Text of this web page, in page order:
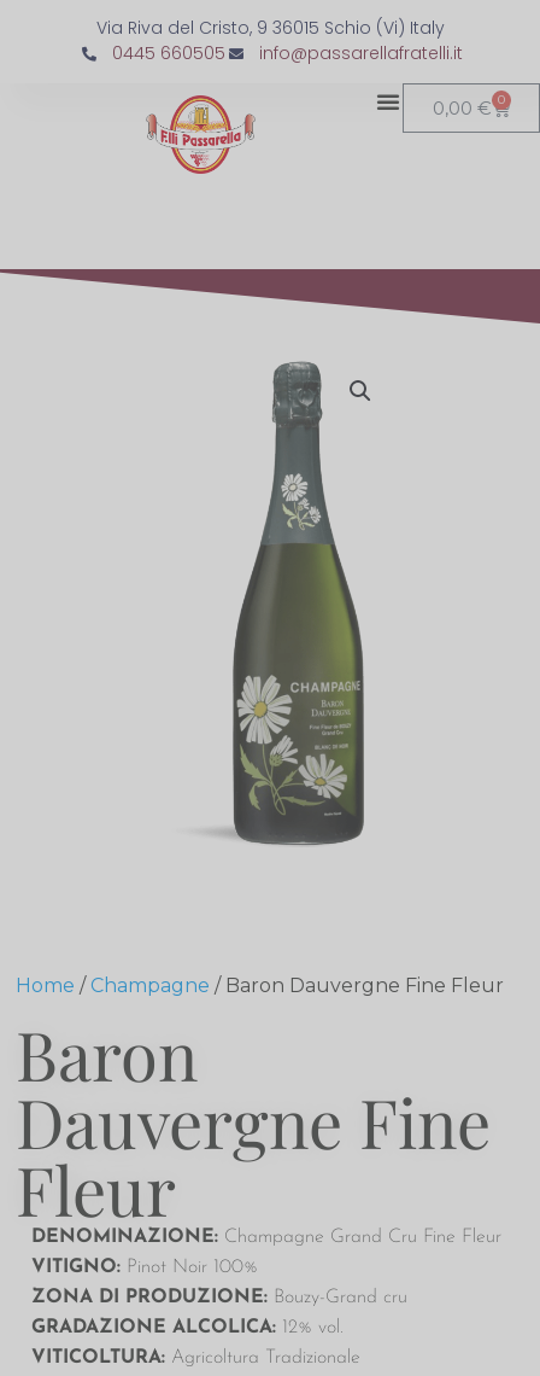
Via Riva del Cristo, 9 36015 Schio (Vi) Italy
0445 660505
info@passarellafratelli.it
0,00€ 0
Home / Champagne / Baron Dauvergne Fine Fleur
Baron
Dauvergne Fine
Fleur
DENOMINAZIONE: Champagne Grand Cru Fine Fleur
VITIGNO: Pinot Noir 100%
ZONA DI PRODUZIONE: Bouzy-Grand cru
GRADAZIONE ALCOLICA: 12% vol.
VITICOLTURA: Agricoltura Tradizionale